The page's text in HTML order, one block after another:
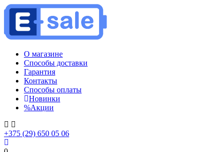
О магазине
Способы доставки
Гарантия
Контакты
Способы оплаты
Новинки
%Акции
+375 (29) 650 05 06